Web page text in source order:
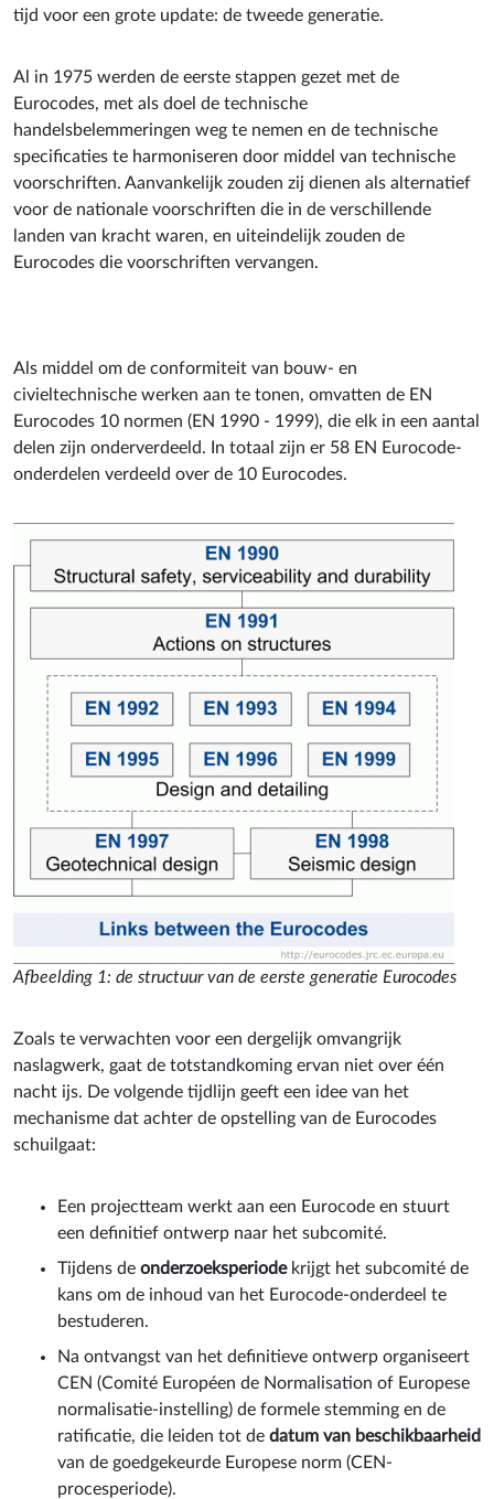
tijd voor een grote update: de tweede generatie.
Al in 1975 werden de eerste stappen gezet met de
Eurocodes, met als doel de technische
handelsbelemmeringen weg te nemen en de technische
specificaties te harmoniseren door middel van technische
voorschriften. Aanvankelijk zouden zij dienen als alternatief
voor de nationale voorschriften die in de verschillende
landen van kracht waren, en uiteindelijk zouden de
Eurocodes die voorschriften vervangen.
Als middel om de conformiteit van bouw- en
civieltechnische werken aan te tonen, omvatten de EN
Eurocodes 10 normen (EN 1990 - 1999), die elk in een aantal
delen zijn onderverdeeld. In totaal zijn er 58 EN Eurocode-
onderdelen verdeeld over de 10 Eurocodes.
Afbeelding 1: de structuur van de eerste generatie Eurocodes
Zoals te verwachten voor een dergelijk omvangrijk
naslagwerk, gaat de totstandkoming ervan niet over één
nacht ijs. De volgende tijdlijn geeft een idee van het
mechanisme dat achter de opstelling van de Eurocodes
schuilgaat:
Een projectteam werkt aan een Eurocode en stuurt
een definitief ontwerp naar het subcomité.
Tijdens de onderzoeksperiode krijgt het subcomité de
kans om de inhoud van het Eurocode-onderdeel te
bestuderen.
Na ontvangst van het definitieve ontwerp organiseert
CEN (Comité Européen de Normalisation of Europese
normalisatie-instelling) de formele stemming en de
ratificatie, die leiden tot de datum van beschikbaarheid
van de goedgekeurde Europese norm (CEN-
procesperiode).